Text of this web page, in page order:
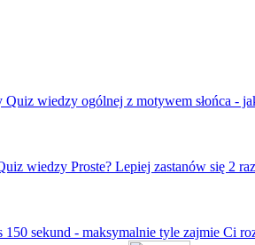
Quiz wiedzy ogólnej z motywem słońca -
wiedzy Proste? Lepiej zastanów się 2
150 sekund - maksymalnie tyle zajmie Ci